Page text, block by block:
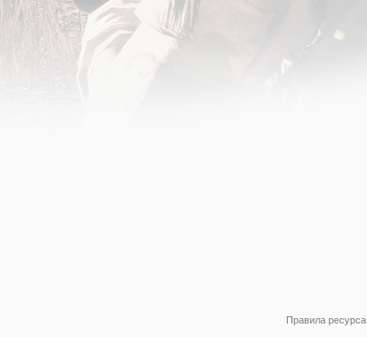
Правила ресурса